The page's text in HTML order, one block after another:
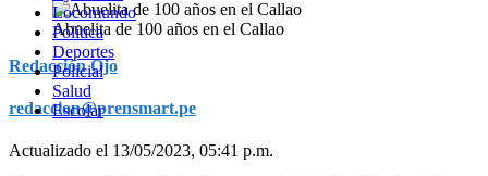
Locomundo
Política
Deportes
Policial
Salud
Escolar
Abuelita de 100 años en el Callao
Redacción Ojo
redaccion@prensmart.pe
Actualizado el 13/05/2023, 05:41 p.m.